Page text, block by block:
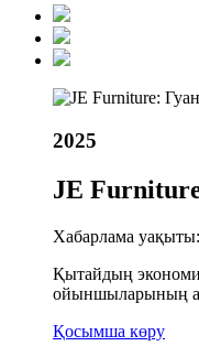
2025
JE
Хабарлама
Қытайдың
ойыншыларының
Қосымша көру